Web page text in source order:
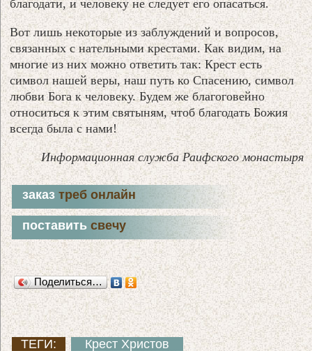
благодати, и человеку не следует его опасаться.
Вот лишь некоторые из заблуждений и вопросов,
связанных с нательными крестами. Как видим, на
многие из них можно ответить так: Крест есть
символ нашей веры, наш путь ко Спасению, символ
любви Бога к человеку. Будем же благоговейно
относиться к этим святыням, чтоб благодать Божия
всегда была с нами!
Информационная служба Раифского монастыря
заказтреб онлайн
поставитьсвечу
Поделиться…
ТЕГИ: Крест Христов